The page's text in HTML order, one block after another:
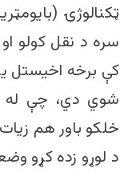
ټکنالوژۍ
سره د نقل کولو
کې برخه اخیستل
شوي دي، چې له
خلکو باور هم
د لوړو زده کړو